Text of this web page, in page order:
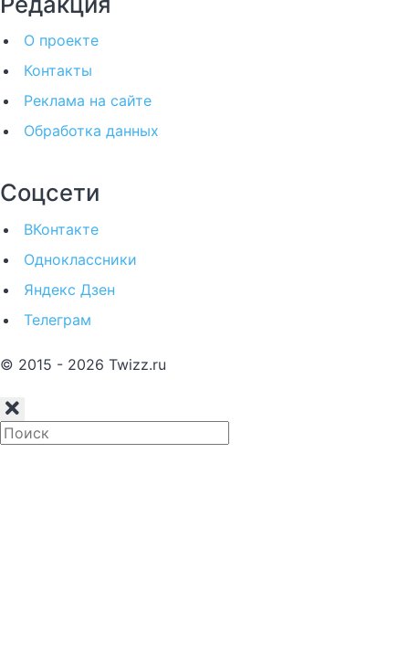
О проекте
Контакты
Реклама на сайте
Обработка данных
Соцсети
ВКонтакте
Одноклассники
Яндекс Дзен
Телеграм
© 2015 - 2026 Twizz.ru